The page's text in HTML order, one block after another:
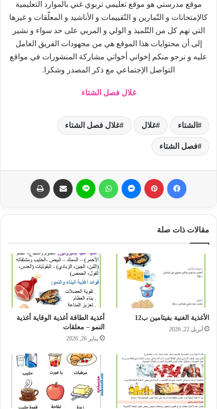
موقع مدرستي هو موقع تعليمي تربوي غني بالموارد التعليمية
كالإمتحانات و التّمارين و التّقييمات و الأناشيد و المعلّقات و غيرها
التي تهم كل من التّلميذ و الولي و المربي على حد سواء و نشير
إلى أن محتوايات هذا الموقع هي من مجهودات الفريق العامل
عليه و نرجو منكم إخواني أخواتي مشاركة المنشورات في مواقع
التواصل الإجتماعي مع ذكر المصدر وشكرا.
غلال فصل الشتاء
الشتاء غلال غلال فصل الشتاء
فصل الشتاء
مقالات ذات صلة
الأغذية الغنية بفيتامين ب12
أبريل 22, 2026
أغذية الطاقة أغذية الوقاية أغذية
النمو – معلقات
يناير 26, 2026